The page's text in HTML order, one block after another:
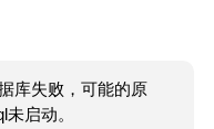
库失败，可能的原
启动。